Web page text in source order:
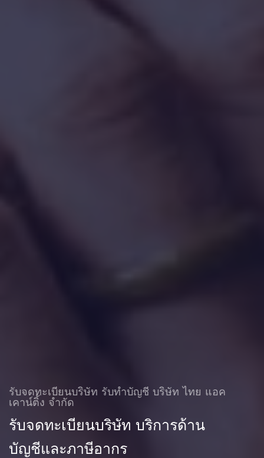
รับจดทะเบียนบริษัท รับทําบัญชี บริษัท ไทย แอค
เคาน์ติ้ง จำกัด
รับจดทะเบียนบริษัท บริการด้าน
บัญชีและภาษีอากร